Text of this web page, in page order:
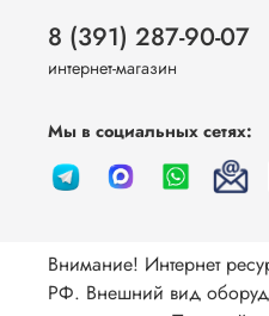
8 (391) 287-90-07
интернет-магазин
Мы в социальных сетях:
Внимание! Интернет
РФ. Внешний вид